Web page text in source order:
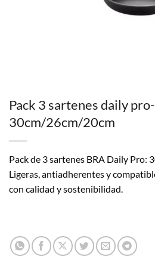
Pack 3 sartenes daily
30cm/26cm/20cm
Pack de 3 sartenes BRA Daily Pro:
Ligeras, antiadherentes y
con calidad y sostenibilidad.